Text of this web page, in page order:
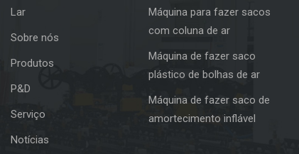
Lar
Sobre nós
Produtos
P&D
Serviço
Notícias
Máquina para fazer sacos
com coluna de ar
Máquina de fazer saco
plástico de bolhas de ar
Máquina de fazer saco de
amortecimento inflável